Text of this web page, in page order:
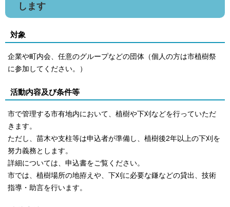
します
対象
企業や町内会、任意のグループなどの団体（個人の方は市植樹祭
に参加してください。）
活動内容及び条件等
市で管理する市有地内において、植樹や下刈などを行っていただ
きます。
ただし、苗木や支柱等は申込者が準備し、植樹後2年以上の下刈を
努力義務とします。
詳細については、申込書をご覧ください。
市では、植樹場所の地拵えや、下刈に必要な鎌などの貸出、技術
指導・助言を行います。